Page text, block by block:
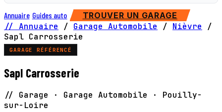
Annuaire Guides auto TROUVER UN GARAGE
// Annuaire / Garage Automobile / Nièvre
/
Sapl Carrosserie
GARAGE RÉFÉRENCÉ
Sapl Carrosserie
// Garage · Garage Automobile · Pouilly-
sur-Loire